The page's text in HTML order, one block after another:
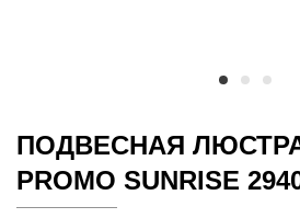
ПОДВЕСНАЯ
PROMO SUNRISE